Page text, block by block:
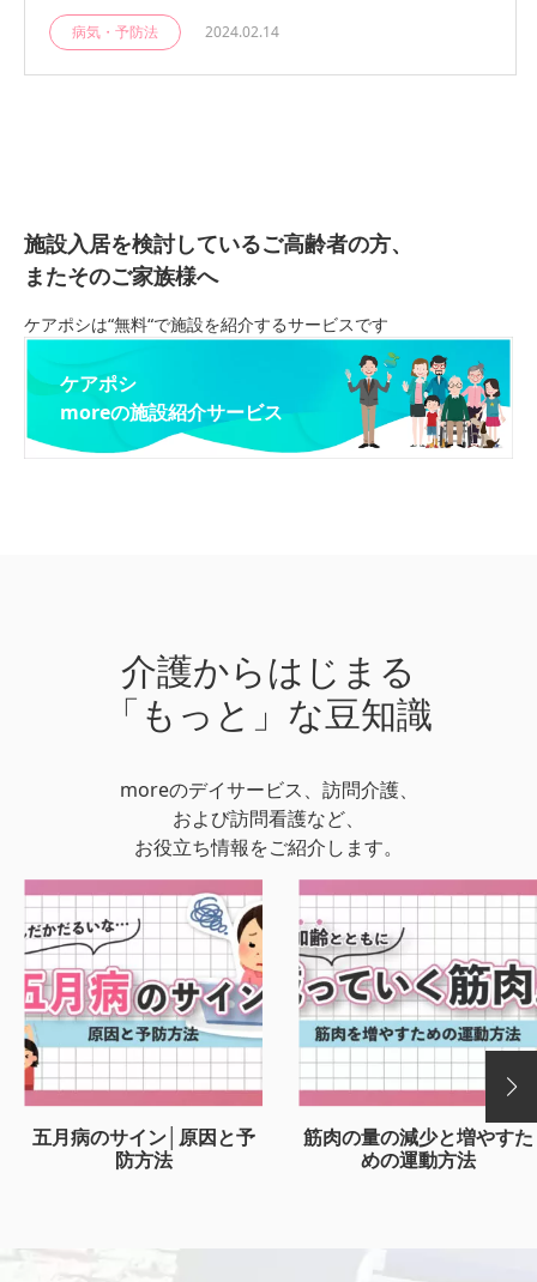
病気・予防法 2024.02.14
施設入居を検討しているご高齢者の方、
またそのご家族様へ
ケアポシは“無料“で施設を紹介するサービスです
ケアポシ
moreの施設紹介サービス
介護からはじまる
「もっと」な豆知識
moreのデイサービス、訪問介護、
および訪問看護など、
お役立ち情報をご紹介します。
五月病のサイン│原因と予
防方法
筋肉の量の減少と増やすた
めの運動方法